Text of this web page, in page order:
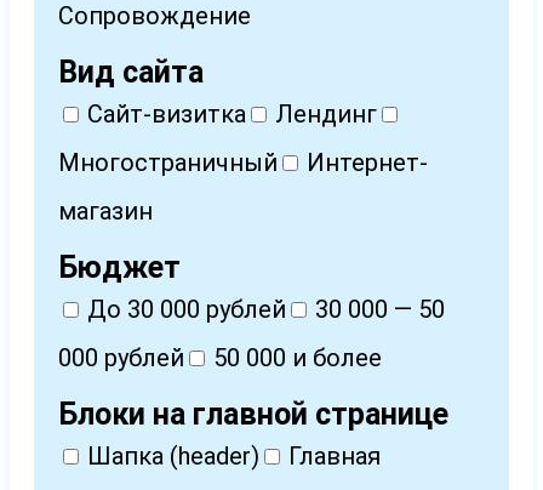
Сопровождение
Вид сайта
Сайт-визитка
Лендинг
Многостраничный
Интернет-
магазин
Бюджет
До 30 000 рублей
30 000 — 50
000 рублей
50 000 и более
Блоки на главной странице
Шапка (header) Главная